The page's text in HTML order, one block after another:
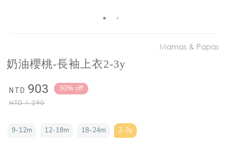
Mamas & Papas
奶油櫻桃-長袖上衣2-3y
NTD 903
NTD1,290
30% off
9-12m 12-18m 18-24m 2-3y